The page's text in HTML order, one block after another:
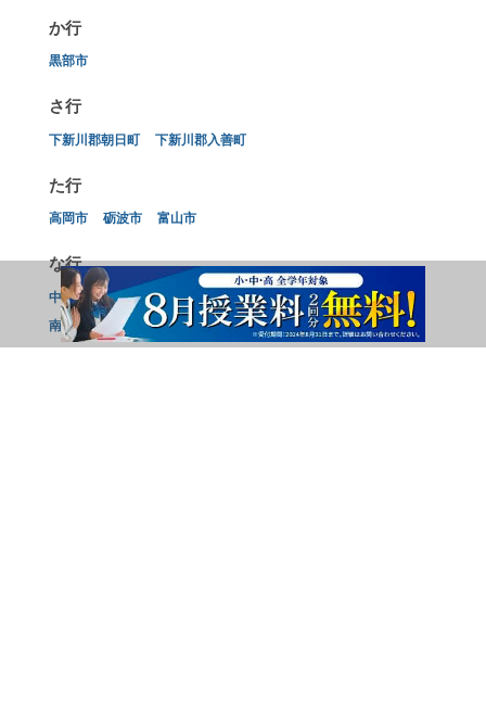
か行
黒部市
さ行
下新川郡朝日町 下新川郡入善町
た行
高岡市 砺波市 富山市
な行
中新川郡上市町 中新川郡立山町 中新川郡舟橋村
滑川市
南砺市